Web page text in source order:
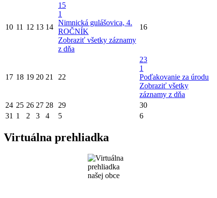
10 11 12 13 14
15
1
Nimnická gulášovica, 4.
ROČNÍK
Zobraziť všetky záznamy
z dňa
16
17 18 19 20 21 22
23
1
Poďakovanie za úrodu
Zobraziť všetky
záznamy z dňa
24 25 26 27 28 29
30
31 1 2 3 4 5 6
Virtuálna prehliadka